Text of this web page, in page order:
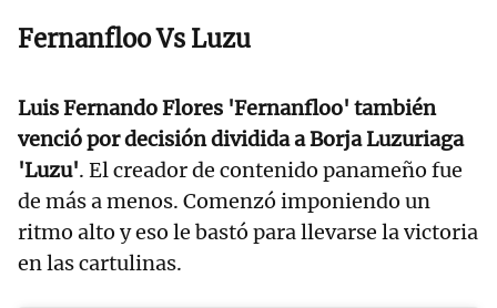
Fernanfloo Vs Luzu
Luis Fernando Flores 'Fernanfloo' también
venció por decisión dividida a Borja Luzuriaga
'Luzu'. El creador de contenido panameño fue
de más a menos. Comenzó imponiendo un
ritmo alto y eso le bastó para llevarse la victoria
en las cartulinas.